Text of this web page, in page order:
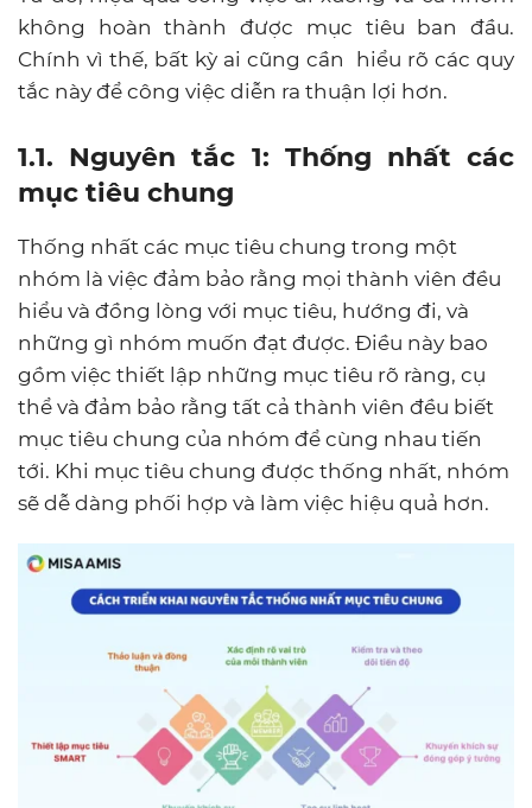
không hoàn thành được mục tiêu ban đầu.
Chính vì thế, bất kỳ ai cũng cần hiểu rõ các quy
tắc này để công việc diễn ra thuận lợi hơn.
1.1. Nguyên tắc 1: Thống nhất các
mục tiêu chung
Thống nhất các mục tiêu chung trong một
nhóm là việc đảm bảo rằng mọi thành viên đều
hiểu và đồng lòng với mục tiêu, hướng đi, và
những gì nhóm muốn đạt được. Điều này bao
gồm việc thiết lập những mục tiêu rõ ràng, cụ
thể và đảm bảo rằng tất cả thành viên đều biết
mục tiêu chung của nhóm để cùng nhau tiến
tới. Khi mục tiêu chung được thống nhất, nhóm
sẽ dễ dàng phối hợp và làm việc hiệu quả hơn.